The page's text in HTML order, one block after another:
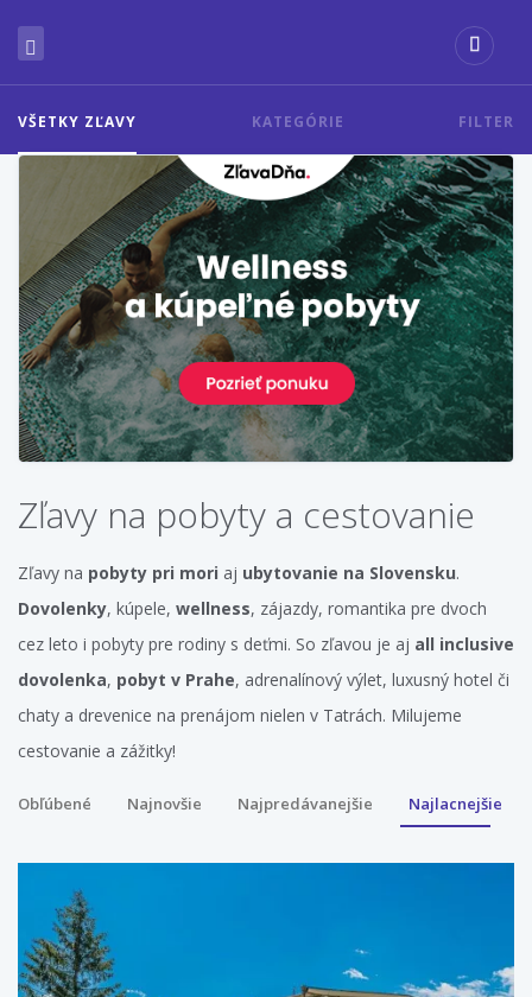
VŠETKY ZĽAVY KATEGÓRIE FILTER
Zľavy na pobyty a cestovanie
Zľavy na pobyty pri mori aj ubytovanie na Slovensku.
Dovolenky, kúpele, wellness, zájazdy, romantika pre dvoch
cez leto i pobyty pre rodiny s deťmi. So zľavou je aj all inclusive
dovolenka, pobyt v Prahe, adrenalínový výlet, luxusný hotel či
chaty a drevenice na prenájom nielen v Tatrách. Milujeme
cestovanie a zážitky!
Obľúbené Najnovšie Najpredávanejšie Najlacnejšie